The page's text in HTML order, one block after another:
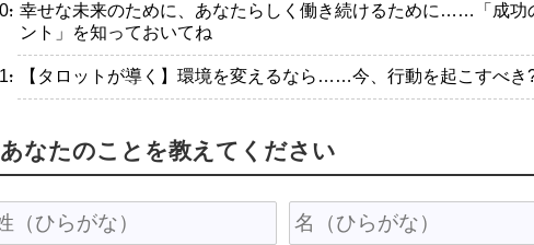
・幸せな未来のために、あなたらしく働き続けるために……「成功
ント」を知っておいてね
・【タロットが導く】環境を変えるなら……今、行動を起こすべき
あなたのことを教えてください